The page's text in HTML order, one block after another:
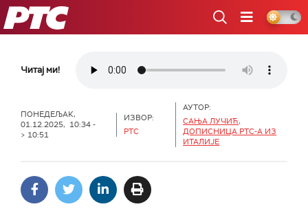
РТС
Читај ми!
ПОНЕДЕЉАК,
01.12.2025, 10:34 -
> 10:51
ИЗВОР:
РТС
АУТОР:
САЊА ЛУЧИЋ,
ДОПИСНИЦА РТС-А ИЗ
ИТАЛИЈЕ